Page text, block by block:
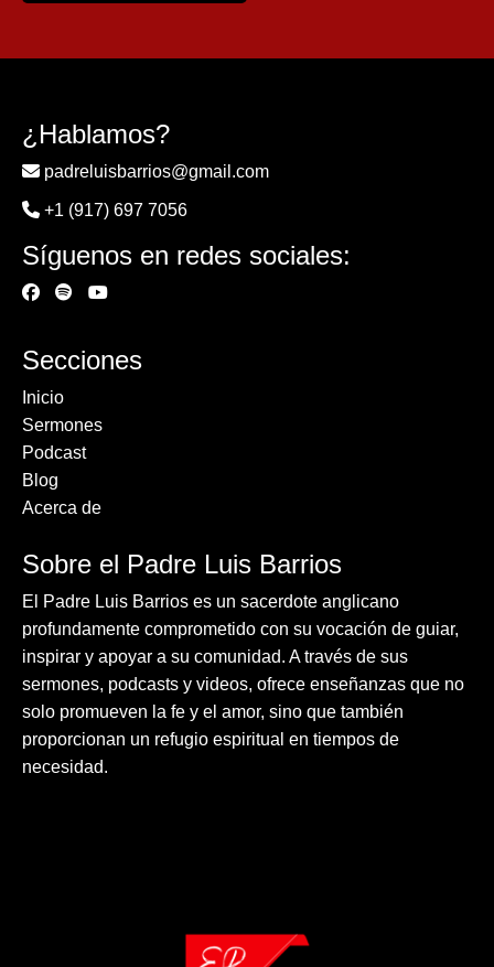
¿Hablamos?
padreluisbarrios@gmail.com
+1 (917) 697 7056
Síguenos en redes sociales:
Secciones
Inicio
Sermones
Podcast
Blog
Acerca de
Sobre el Padre Luis Barrios
El Padre Luis Barrios es un sacerdote anglicano
profundamente comprometido con su vocación de guiar,
inspirar y apoyar a su comunidad. A través de sus
sermones, podcasts y videos, ofrece enseñanzas que no
solo promueven la fe y el amor, sino que también
proporcionan un refugio espiritual en tiempos de
necesidad.